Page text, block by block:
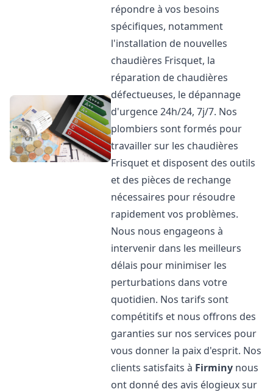
répondre à vos besoins
spécifiques, notamment
l'installation de nouvelles
chaudières Frisquet, la
réparation de chaudières
défectueuses, le dépannage
d'urgence 24h/24, 7j/7. Nos
plombiers sont formés pour
travailler sur les chaudières
Frisquet et disposent des outils
et des pièces de rechange
nécessaires pour résoudre
rapidement vos problèmes.
Nous nous engageons à
intervenir dans les meilleurs
délais pour minimiser les
perturbations dans votre
quotidien. Nos tarifs sont
compétitifs et nous offrons des
garanties sur nos services pour
vous donner la paix d'esprit. Nos
clients satisfaits à Firminy nous
ont donné des avis élogieux sur